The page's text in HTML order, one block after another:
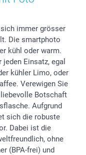
immer grösser
Die smartphoto
kühl oder warm.
Einsatz, egal
kühler Limo, oder
Verewigen Sie
Botschaft
Aufgrund
sich die robuste
Dabei ist die
ohne
(BPA-frei) und